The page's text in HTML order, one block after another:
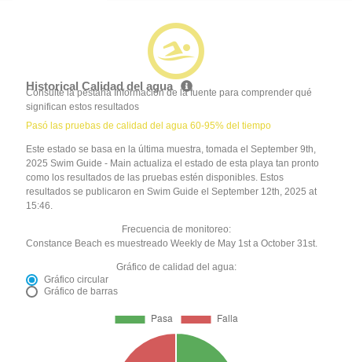
Historical Calidad del agua
Consulte la pestaña Información de la fuente para comprender qué
significan estos resultados
Pasó las pruebas de calidad del agua 60-95% del tiempo
Este estado se basa en la última muestra, tomada el September 9th,
2025 Swim Guide - Main actualiza el estado de esta playa tan pronto
como los resultados de las pruebas estén disponibles. Estos
resultados se publicaron en Swim Guide el September 12th, 2025 at
15:46.
Frecuencia de monitoreo:
Constance Beach es muestreado Weekly de May 1st a October 31st.
Gráfico de calidad del agua:
Gráfico circular
Gráfico de barras